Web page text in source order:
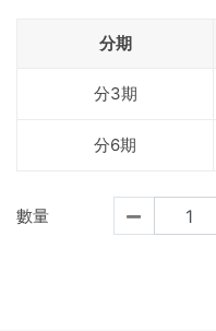
分期
分3期
分6期
數量